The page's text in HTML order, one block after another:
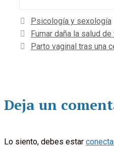
Categorías
Psicología y sexología
Fumar daña la salud
Parto vaginal tras una
Deja un
Lo siento, debes estar